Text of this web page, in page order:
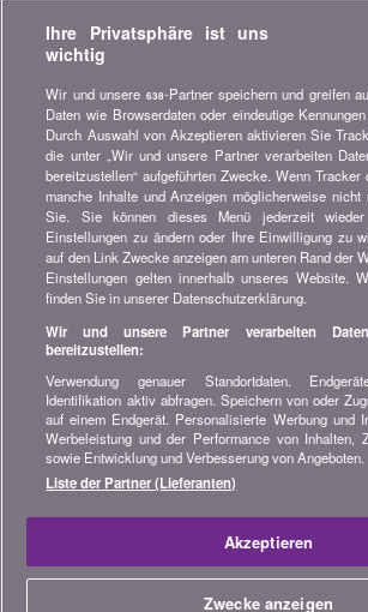
unsere Vergleiche, Ratschläge und Tipps in
Versicherung, Finanzen, Konsumgüter und
Newsletter bestellen
Treten Sie unserer Community bei
Bleiben Sie auf dem neuesten Stand, finden
und Tipps zum Sparen auf:
Wissenswertes über bonus.ch
Wer ist bonus.ch? Wie funktionieren die
Presseanfragen, Partnerschaften, Werbung...
Alle Informationen über bonus.ch
Home
Ihre Privatsphäre ist uns
wichtig
Wir und unsere 638-Partner speichern und greifen
Daten wie Browserdaten oder eindeutige
Durch Auswahl von Akzeptieren aktivieren Sie
die unter „Wir und unsere Partner verarbeiten
bereitzustellen“ aufgeführten Zwecke. Wenn
manche Inhalte und Anzeigen möglicherweise
Sie. Sie können dieses Menü jederzeit
Einstellungen zu ändern oder Ihre Einwilligung zu
auf den Link Zwecke anzeigen am unteren Rand der
Einstellungen gelten innerhalb unseres Website.
finden Sie in unserer Datenschutzerklärung.
Wir und unsere Partner verarbeiten
bereitzustellen:
Verwendung genauer Standortdaten.
Identifikation aktiv abfragen. Speichern von oder
auf einem Endgerät. Personalisierte Werbung und
Werbeleistung und der Performance von Inhalten,
sowie Entwicklung und Verbesserung von Angeboten.
Liste der Partner (Lieferanten)
Akzeptieren
Zwecke anzeigen